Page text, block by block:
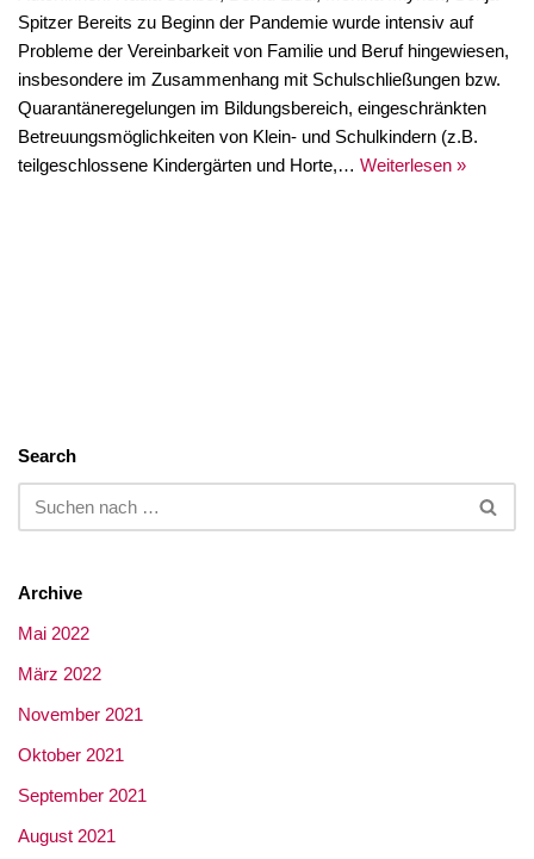
Spitzer Bereits zu Beginn der Pandemie wurde intensiv auf
Probleme der Vereinbarkeit von Familie und Beruf hingewiesen,
insbesondere im Zusammenhang mit Schulschließungen bzw.
Quarantäneregelungen im Bildungsbereich, eingeschränkten
Betreuungsmöglichkeiten von Klein- und Schulkindern (z.B.
teilgeschlossene Kindergärten und Horte,… Weiterlesen »
Search
Archive
Mai 2022
März 2022
November 2021
Oktober 2021
September 2021
August 2021